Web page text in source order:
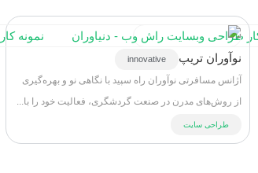
نوآوران تریپ innovative
آژانس مسافرتی نوآوران راه سپید با نگاهی نو و بهره‌گیری
از روش‌های مدرن در صنعت گردشگری، فعالیت خود را با...
طراحی سایت